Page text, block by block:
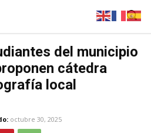
del municipio
cátedra
local
octubre 30, 2025